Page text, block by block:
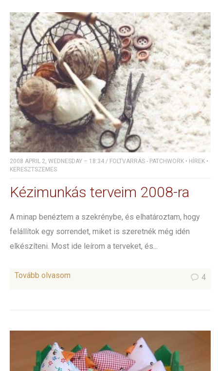
2008 APRIL 2, WEDNESDAY – 18:34 / FOLTVARRÁS - PATCHWORK • HÍREK •
KERESZTSZEMES
Kézimunkás terveim 2008-ra
A minap benéztem a szekrénybe, és elhatároztam, hogy
felállítok egy sorrendet, miket is szeretnék még idén
elkészíteni. Most ide leírom a terveket, és...
Tovább olvasom 4